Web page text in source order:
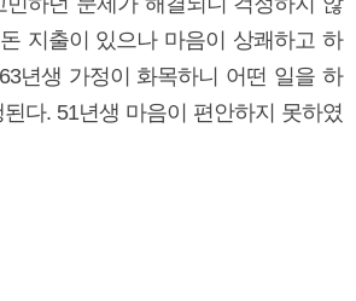
지출이 있으나 마음이 상쾌하고 하
년생 가정이 화목하니 어떤 일을 하
다. 51년생 마음이 편안하지 못하였